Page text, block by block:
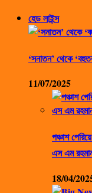
হেড লাইন্স
‘সনাতন’ থেকে
11/07/2025
পঞ্চাশ
এস এম
18/04/